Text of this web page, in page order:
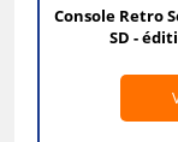
Console Retro
SD -